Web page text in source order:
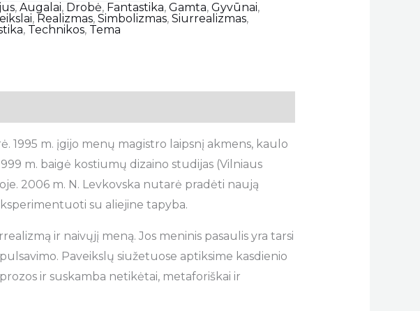
,Augalai, Drobė, Fantastika,Gamta,Gyvūnai,
, Realizmas,Simbolizmas,Siurrealizmas,
, Technikos, Tema
1995 m. įgijo menų magistro laipsnį akmens, kaulo
m. baigė kostiumų dizaino studijas (Vilniaus
2006 m. N. Levkovska nutarė pradėti naują
su aliejine tapyba.
ir naivųjį meną. Jos meninis pasaulis yra tarsi
Paveikslų siužetuose aptiksime kasdienio
ir suskamba netikėtai, metaforiškai ir